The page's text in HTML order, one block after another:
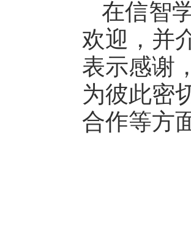
在信智
欢迎，并
表示感谢
为彼此密
合作等方